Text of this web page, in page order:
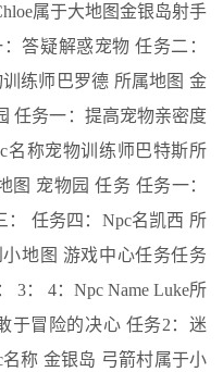
属于大地图金银岛射手
答疑解惑宠物 任务二：
练师巴罗德 所属地图 金
任务一：提高宠物亲密度
名称宠物训练师巴特斯所
图 宠物园 任务 任务一：
： 任务四：Npc名凯西 所
地图 游戏中心任务任务
3： 4：Npc Name Luke所
于冒险的决心 任务2：迷
称 金银岛 弓箭村属于小